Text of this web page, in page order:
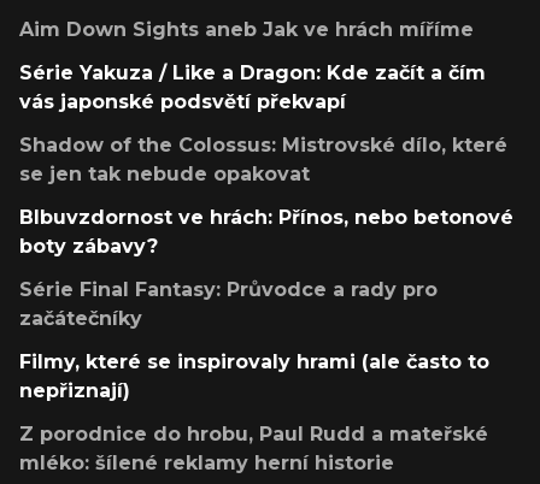
Aim Down Sights aneb Jak ve hrách míříme
Série Yakuza / Like a Dragon: Kde začít a čím
vás japonské podsvětí překvapí
Shadow of the Colossus: Mistrovské dílo, které
se jen tak nebude opakovat
Blbuvzdornost ve hrách: Přínos, nebo betonové
boty zábavy?
Série Final Fantasy: Průvodce a rady pro
začátečníky
Filmy, které se inspirovaly hrami (ale často to
nepřiznají)
Z porodnice do hrobu, Paul Rudd a mateřské
mléko: šílené reklamy herní historie